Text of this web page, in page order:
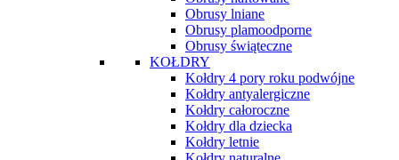
Obrusy lniane
Obrusy plamoodporne
Obrusy świąteczne
KOŁDRY
Kołdry 4 pory roku podwójne
Kołdry antyalergiczne
Kołdry całoroczne
Kołdry dla dziecka
Kołdry letnie